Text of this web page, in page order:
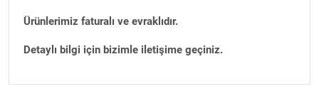
Ürünlerimiz faturalı ve evraklıdır.
Detaylı bilgi için bizimle iletişime geçiniz.